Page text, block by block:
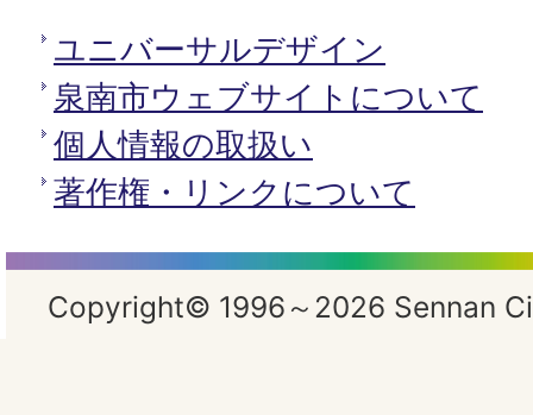
ユニバーサルデザイン
泉南市ウェブサイトについて
個人情報の取扱い
著作権・リンクについて
Copyright© 1996～2026 Sennan